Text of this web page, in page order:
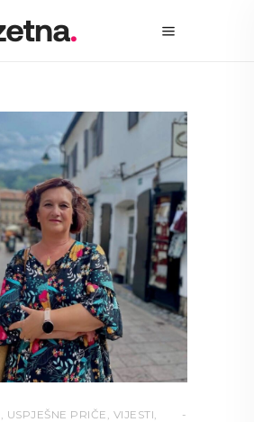
USPJEŠNE PRIČE VIJESTI